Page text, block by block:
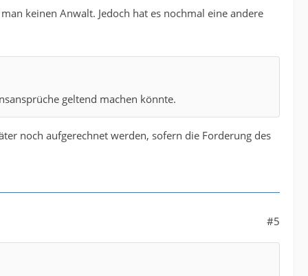
keinen Anwalt. Jedoch hat es nochmal eine andere
geltend machen könnte.
noch aufgerechnet werden, sofern die Forderung des
#5